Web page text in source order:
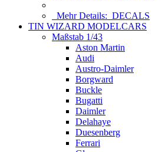
Mehr Details: DECALS
TIN WIZARD MODELCARS
Maßstab 1/43
Aston Martin
Audi
Austro-Daimler
Borgward
Buckle
Bugatti
Daimler
Delahaye
Duesenberg
Ferrari